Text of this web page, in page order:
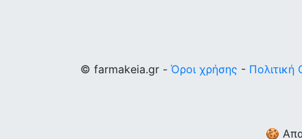
© farmakeia.gr - Όροι χρήσης - Πολιτική
🍪